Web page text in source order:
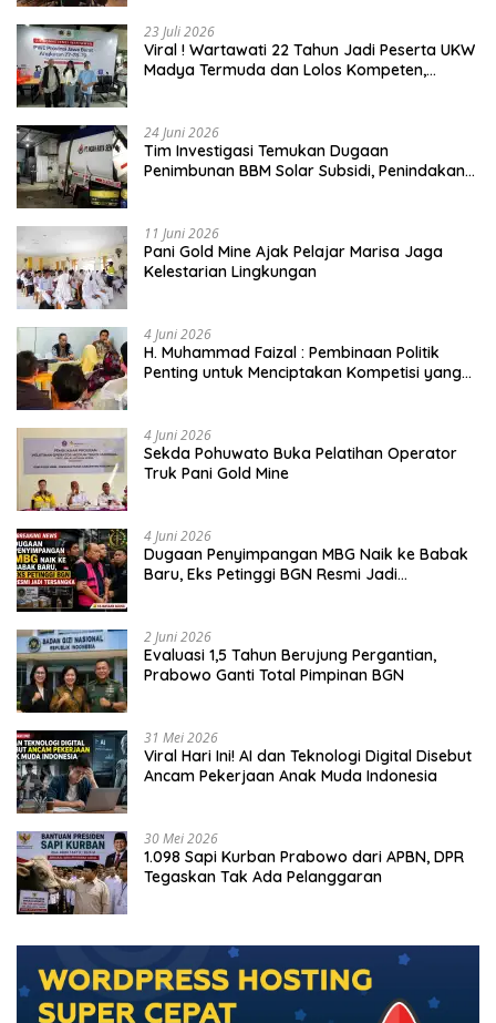
23 Juli 2026
Viral ! Wartawati 22 Tahun Jadi Peserta UKW
Madya Termuda dan Lolos Kompeten,
24 Juni 2026
Tim Investigasi Temukan Dugaan
Penimbunan BBM Solar Subsidi, Penindakan
11 Juni 2026
Pani Gold Mine Ajak Pelajar Marisa Jaga
Kelestarian Lingkungan
4 Juni 2026
H. Muhammad Faizal : Pembinaan Politik
Penting untuk Menciptakan Kompetisi yang
4 Juni 2026
Sekda Pohuwato Buka Pelatihan Operator
Truk Pani Gold Mine
4 Juni 2026
Dugaan Penyimpangan MBG Naik ke Babak
Baru, Eks Petinggi BGN Resmi Jadi
2 Juni 2026
Evaluasi 1,5 Tahun Berujung Pergantian,
Prabowo Ganti Total Pimpinan BGN
31 Mei 2026
Viral Hari Ini! AI dan Teknologi Digital Disebut
Ancam Pekerjaan Anak Muda Indonesia
30 Mei 2026
1.098 Sapi Kurban Prabowo dari APBN, DPR
Tegaskan Tak Ada Pelanggaran